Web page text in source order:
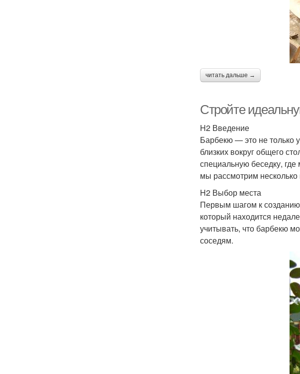
читать дальше →
Стройте
H2 Введение
Барбекю — это не только
близких вокруг общего
специальную беседку,
мы рассмотрим
H2 Выбор места
Первым шагом к созданию
который находится
учитывать, что барбекю
соседям.